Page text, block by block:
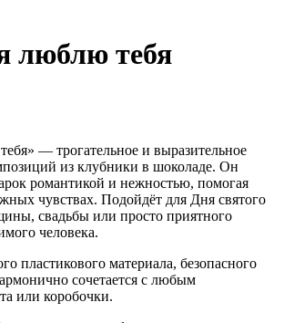
люблю тебя
— трогательное и выразительное
из клубники в шоколаде. Он
романтикой и нежностью, помогая
чувствах. Подойдёт для Дня святого
свадьбы или просто приятного
человека.
пластикового материала, безопасного
сочетается с любым
или коробочки.